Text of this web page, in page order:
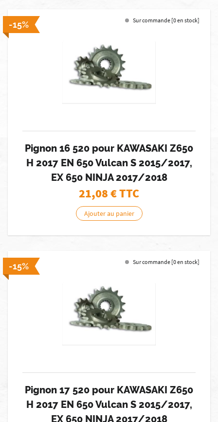
-15% Sur commande [0 en stock]
Pignon 16 520 pour KAWASAKI Z650
H 2017 EN 650 Vulcan S 2015/2017,
EX 650 NINJA 2017/2018
21,08€ TTC
Ajouter au panier
-15% Sur commande [0 en stock]
Pignon 17 520 pour KAWASAKI Z650
H 2017 EN 650 Vulcan S 2015/2017,
EX 650 NINJA 2017/2018